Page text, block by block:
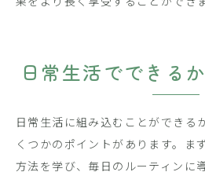
日常生活でできる
日常生活に組み込むことができる
くつかのポイントがあります。ま
方法を学び、毎日のルーティンに